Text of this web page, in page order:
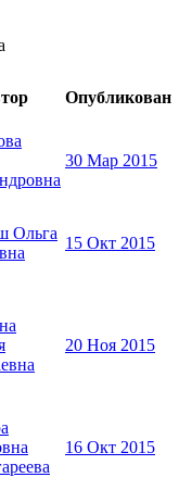
Опубликован
30 Мар 2015
Ольга
15 Окт 2015
20 Ноя 2015
16 Окт 2015